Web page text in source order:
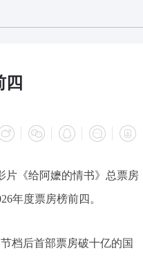
四
片《给阿嬷的情书》总票房
年度票房榜前四。
档后首部票房破十亿的国